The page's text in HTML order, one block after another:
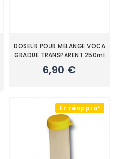
DOSEUR POUR MELANGE VOCA
GRADUE TRANSPARENT 250ml
6,90 €
En réappro*